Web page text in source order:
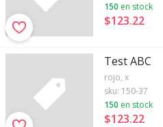
150 en stock
$123.22
Test ABC
rojo, x
sku: 150-37
150 en stock
$123.22